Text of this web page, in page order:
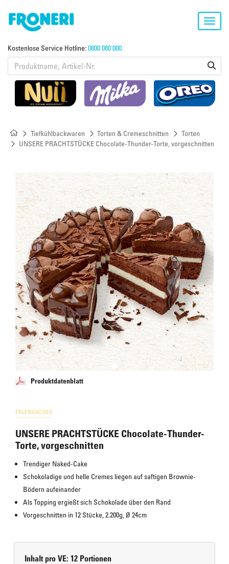
Kostenlose Service Hotline:0800 080 000
Tiefkühlbackwaren Torten & Cremeschnitten
Torten
UNSERE PRACHTSTÜCKE Chocolate-Thunder-Torte, vorgeschnitten
Produktdatenblatt
ERLENBACHER
UNSERE PRACHTSTÜCKE Chocolate-Thunder-
Torte, vorgeschnitten
Trendiger Naked-Cake
Schokoladige und helle Cremes liegen auf saftigen Brownie-
Bödern aufeinander
Als Topping ergießt sich Schokolade über den Rand
Vorgeschnitten in 12 Stücke, 2.200g, Ø 24cm
Inhalt pro VE: 12 Portionen